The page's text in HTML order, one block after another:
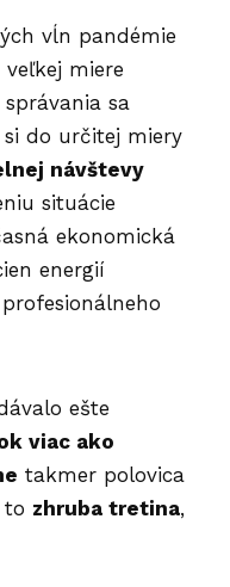
vĺn pandémie
veľkej miere
sa
do určitej miery
návštevy
situácie
ekonomická
energií
ešte
viac ako
takmer polovica
to zhruba tretina,